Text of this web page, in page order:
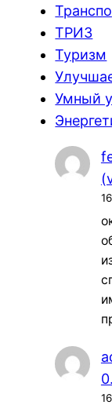
ТРИЗ
Туризм
Умный